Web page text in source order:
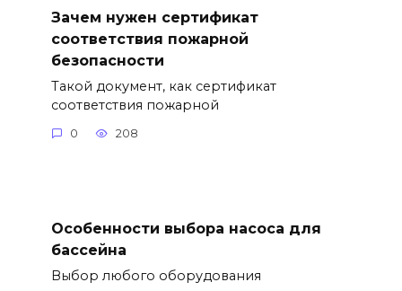
Зачем нужен сертификат
соответствия пожарной
безопасности
Такой документ, как сертификат
соответствия пожарной
0 208
Особенности выбора насоса для
бассейна
Выбор любого оборудования